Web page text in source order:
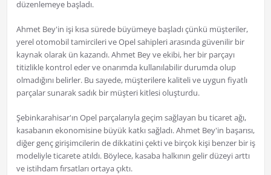
düzenlemeye başladı.
Ahmet Bey'in işi kısa sürede büyümeye başladı çünkü müşteriler,
yerel otomobil tamircileri ve Opel sahipleri arasında güvenilir bir
kaynak olarak ün kazandı. Ahmet Bey ve ekibi, her bir parçayı
titizlikle kontrol eder ve onarımda kullanılabilir durumda olup
olmadığını belirler. Bu sayede, müşterilere kaliteli ve uygun fiyatlı
parçalar sunarak sadık bir müşteri kitlesi oluşturdu.
Şebinkarahisar'ın Opel parçalarıyla geçim sağlayan bu ticaret ağı,
kasabanın ekonomisine büyük katkı sağladı. Ahmet Bey'in başarısı,
diğer genç girişimcilerin de dikkatini çekti ve birçok kişi benzer bir iş
modeliyle ticarete atıldı. Böylece, kasaba halkının gelir düzeyi arttı
ve istihdam fırsatları ortaya çıktı.